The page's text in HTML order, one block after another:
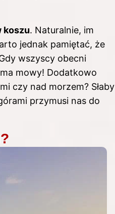
koszu. Naturalnie, im
jednak pamiętać, że
wszyscy obecni
mowy! Dodatkowo
czy nad morzem? Słaby
przymusi nas do